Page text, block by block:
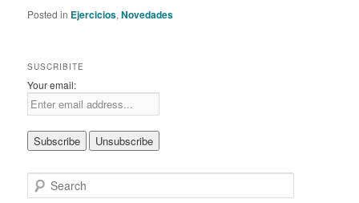
Posted in Ejercicios,Novedades
SUSCRIBITE
Your email:
e